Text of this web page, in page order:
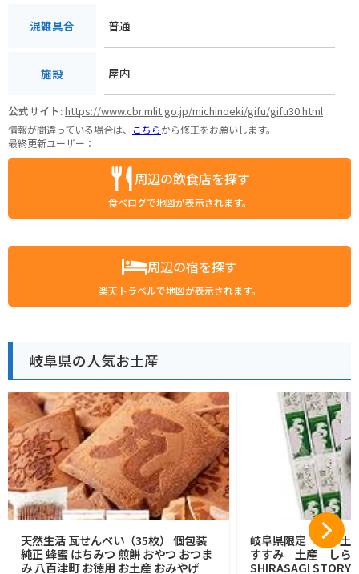
混雑具合 普通
施設 屋内
公式サイト:https://www.cbr.mlit.go.jp/michinoeki/gifu/gifu30.html
情報が間違っている場合は、 こちらから修正をお願いします。
最終更新ユーザー：
周辺の飲食店を探す
食べログで地図が表示されます。
周辺の宿を探す
楽天トラベルで地図が表示されます。
岐阜県の人気お土産
天然生活 瓦せんべい（35枚） 個包装
純正 蜂蜜 はちみつ 煎餅 おやつ おつま
み 八百津町 お徳用 お土産 おみやげ
岐阜県限定 岐阜
すすみ 土産 し
SHIRASAGI